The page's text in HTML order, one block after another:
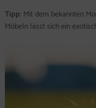
Tipp: Mit dem bekannten
Möbeln lässt sich ein